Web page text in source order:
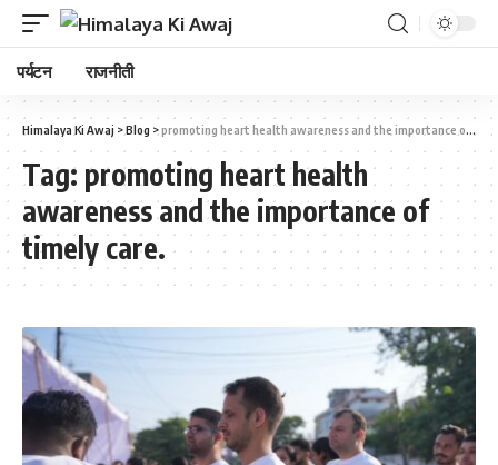
पर्यटन राजनीती
Himalaya Ki Awaj >Blog >promoting heart health awareness and the importance of timely care.
Tag: promoting heart health
awareness and the importance of
timely care.